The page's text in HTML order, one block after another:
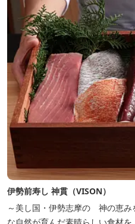
伊勢前寿し 神貫（VISON）
～美し国・伊勢志摩の 神の恵みを一貫に込